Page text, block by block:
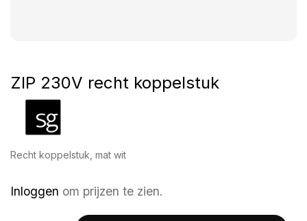
ZIP 230V recht koppelstuk
Recht koppelstuk, mat wit
Inloggen om prijzen te zien.